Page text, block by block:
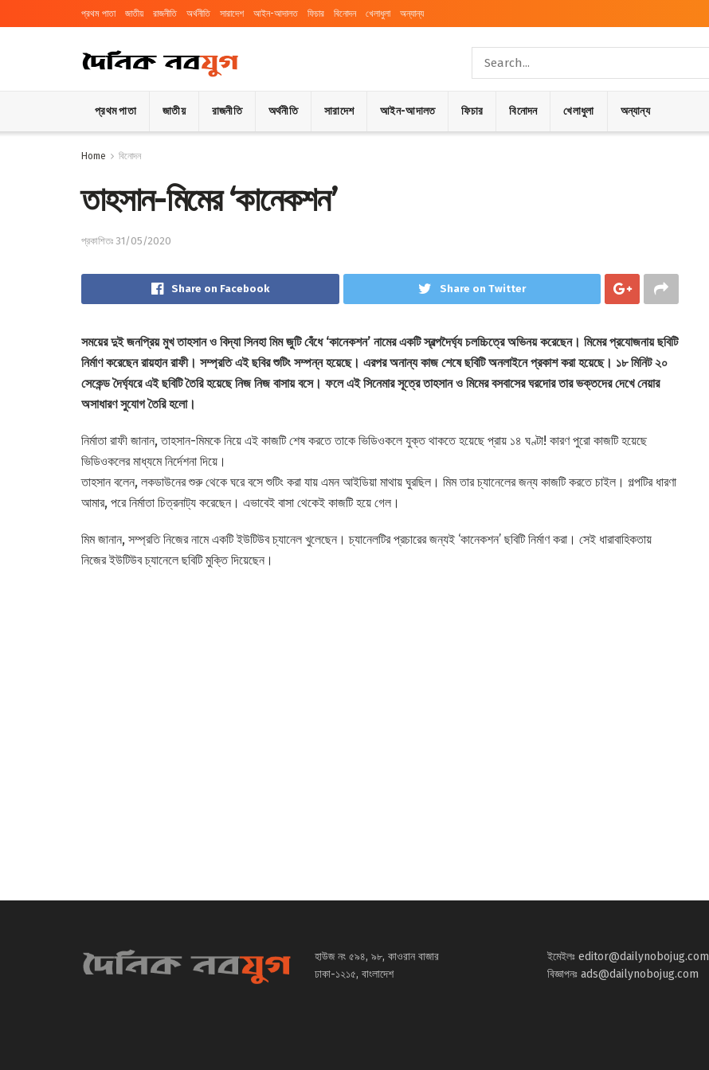
প্রথম পাতা জাতীয় রাজনীতি অর্থনীতি সারাদেশ আইন-আদালত ফিচার বিনোদন খেলাধুলা অন্যান্য
প্রথম পাতা জাতীয় রাজনীতি অর্থনীতি সারাদেশ আইন-আদালত ফিচার বিনোদন খেলাধুলা অন্যান্য
Home বিনোদন
তাহসান-মিমের ‘কানেকশন’
প্রকাশিতঃ 31/05/2020
Share on Facebook Share on Twitter
সময়ের দুই জনপ্রিয় মুখ তাহসান ও বিদ্যা সিনহা মিম জুটি বেঁধে ‘কানেকশন’ নামের একটি স্বল্পদৈর্ঘ্য চলচ্চিত্রে অভিনয় করেছেন। মিমের প্রযোজনায় ছবিটি
নির্মাণ করেছেন রায়হান রাফী। সম্প্রতি এই ছবির শুটিং সম্পন্ন হয়েছে। এরপর অনান্য কাজ শেষে ছবিটি অনলাইনে প্রকাশ করা হয়েছে। ১৮ মিনিট ২০
সেকেন্ড দৈর্ঘ্যরে এই ছবিটি তৈরি হয়েছে নিজ নিজ বাসায় বসে। ফলে এই সিনেমার সূত্রে তাহসান ও মিমের বসবাসের ঘরদোর তার ভক্তদের দেখে নেয়ার
অসাধারণ সুযোগ তৈরি হলো।
নির্মাতা রাফী জানান, তাহসান-মিমকে নিয়ে এই কাজটি শেষ করতে তাকে ভিডিওকলে যুক্ত থাকতে হয়েছে প্রায় ১৪ ঘণ্টা! কারণ পুরো কাজটি হয়েছে
ভিডিওকলের মাধ্যমে নির্দেশনা দিয়ে।
তাহসান বলেন, লকডাউনের শুরু থেকে ঘরে বসে শুটিং করা যায় এমন আইডিয়া মাথায় ঘুরছিল। মিম তার চ্যানেলের জন্য কাজটি করতে চাইল। গল্পটির ধারণা
আমার, পরে নির্মাতা চিত্রনাট্য করেছেন। এভাবেই বাসা থেকেই কাজটি হয়ে গেল।
মিম জানান, সম্প্রতি নিজের নামে একটি ইউটিউব চ্যানেল খুলেছেন। চ্যানেলটির প্রচারের জন্যই ‘কানেকশন’ ছবিটি নির্মাণ করা। সেই ধারাবাহিকতায়
নিজের ইউটিউব চ্যানেলে ছবিটি মুক্তি দিয়েছেন।
হাউজ নং ৫৯৪, ৯৮, কাওরান বাজার
ঢাকা-১২১৫, বাংলাদেশ
ইমেইলঃ editor@dailynobojug.com
বিজ্ঞাপনঃ ads@dailynobojug.com